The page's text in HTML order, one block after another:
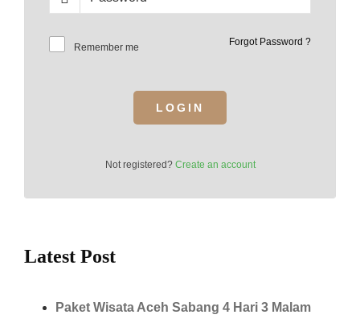
Remember me Forgot Password ?
LOGIN
Not registered? Create an account
Latest Post
Paket Wisata Aceh Sabang 4 Hari 3 Malam